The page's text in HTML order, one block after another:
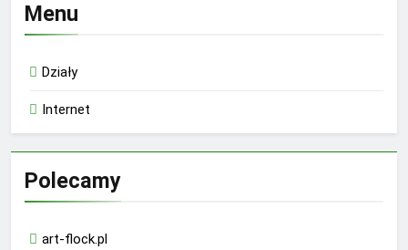
Menu
Działy
Internet
Polecamy
art-flock.pl